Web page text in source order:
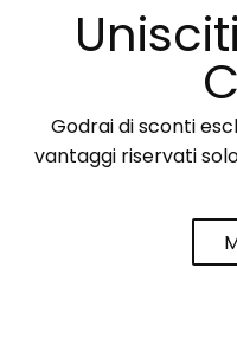
Godrai di sconti
vantaggi riservati